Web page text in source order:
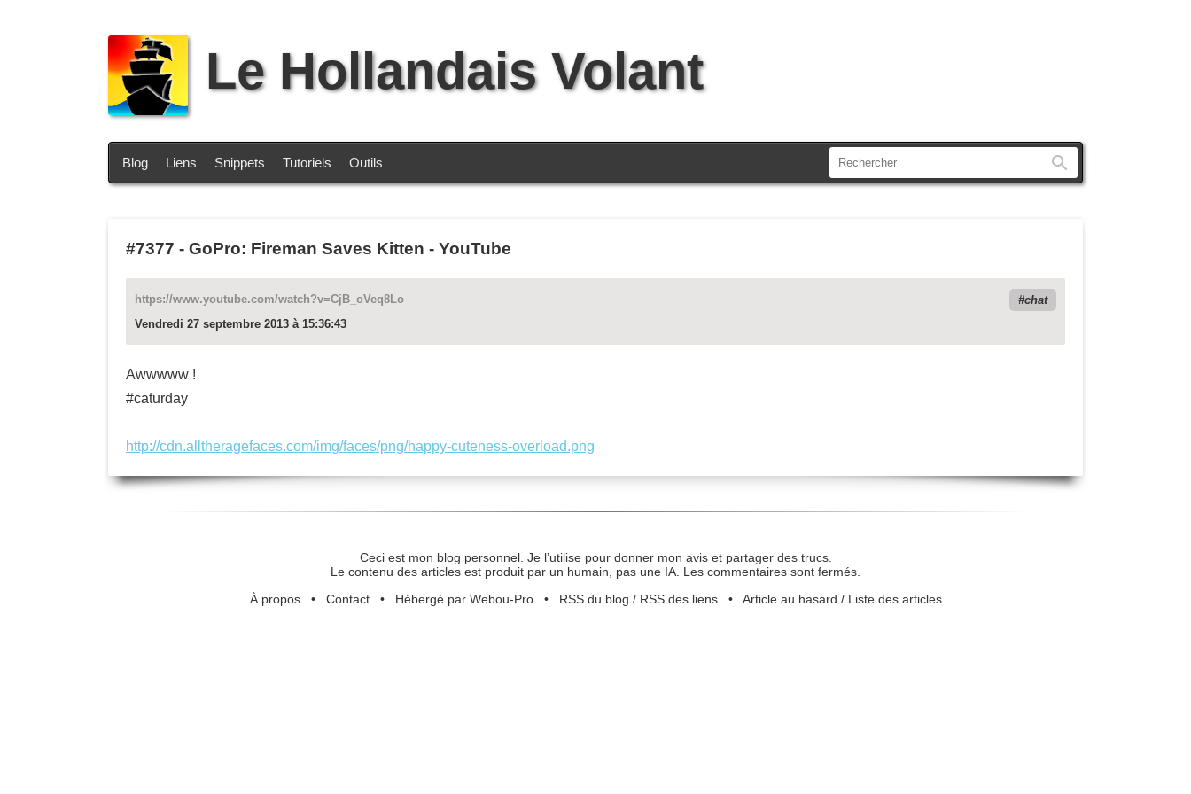
Le Hollandais Volant
Blog Liens Snippets Tutoriels Outils
#7377 - GoPro: Fireman Saves Kitten - YouTube
https://www.youtube.com/watch?v=CjB_oVeq8Lo
chat
Vendredi 27 septembre 2013 à 15:36:43
Awwwww !
#caturday
http://cdn.alltheragefaces.com/img/faces/png/happy-cuteness-overload.png
Ceci est mon blog personnel. Je l’utilise pour donner mon avis et partager des trucs.
Le contenu des articles est produit par un humain, pas une IA. Les commentaires sont fermés.
À propos• Contact• Hébergé par Webou-Pro• RSS du blog / RSS des liens• Article au hasard / Liste des articles